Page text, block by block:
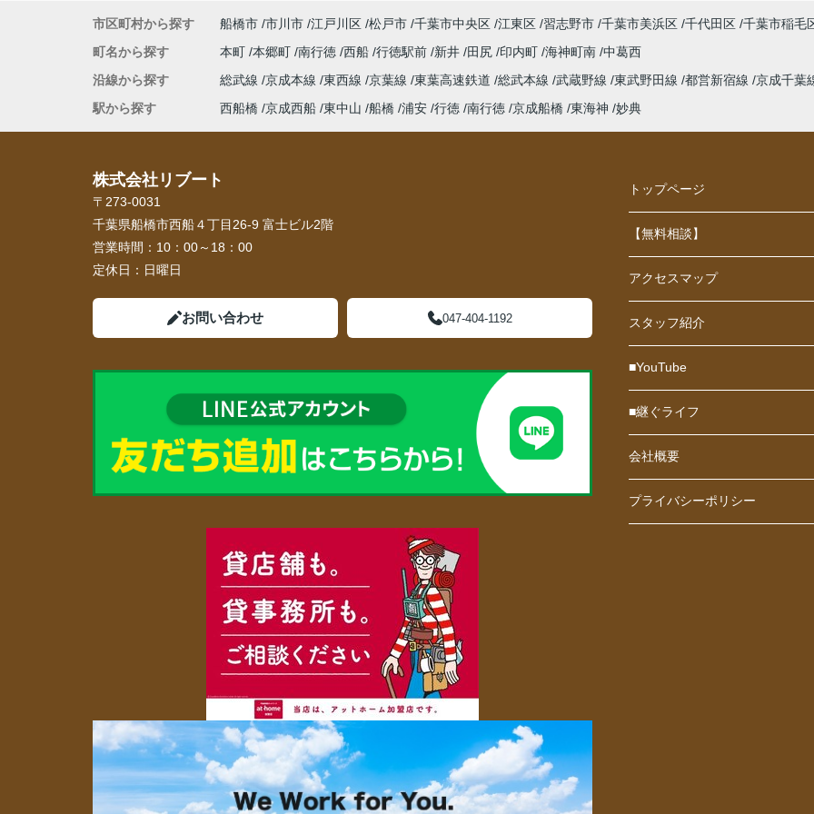
市区町村から探す 船橋市 市川市 江戸川区 松戸市 千葉市中央区 江東区 習志野市 千葉市美浜区 千代田区 千葉市稲毛
町名から探す
本町 本郷町 南行徳 西船 行徳駅前 新井 田尻 印内町 海神町南 中葛西
沿線から探す
総武線 京成本線 東西線 京葉線 東葉高速鉄道 総武本線 武蔵野線 東武野田線 都営新宿線 京成千葉
駅から探す
西船橋 京成西船 東中山 船橋 浦安 行徳 南行徳 京成船橋 東海神 妙典
株式会社リブート
〒273-0031
千葉県船橋市西船４丁目26-9 富士ビル2階
営業時間： 10：00～18：00
定休日： 日曜日
お問い合わせ 047-404-1192
トップページ
【無料相談】
アクセスマップ
スタッフ紹介
■YouTube
■継ぐライフ
会社概要
プライバシーポリシー